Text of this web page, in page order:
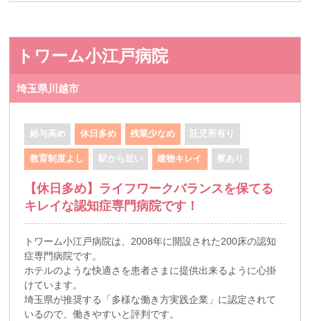
トワーム小江戸病院
埼玉県川越市
給与高め 休日多め 残業少なめ 託児所有り
教育制度よし 駅から近い 建物キレイ 寮あり
【休日多め】ライフワークバランスを保てる
キレイな認知症専門病院です！
トワーム小江戸病院は、2008年に開設された200床の認知
症専門病院です。
ホテルのような快適さを患者さまに提供出来るように心掛
けています。
埼玉県が推奨する「多様な働き方実践企業」に認定されて
いるので、働きやすいと評判です。